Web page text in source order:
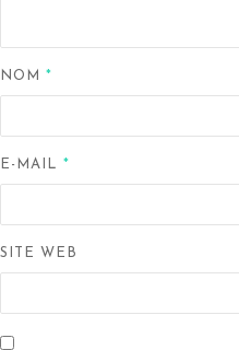
NOM *
E-MAIL *
SITE WEB